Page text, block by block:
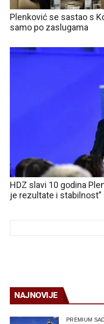
Plenković se sastao s
samo po zaslugama
HDZ slavi 10 godina
je rezultate i stabilnost”
NAJNOVIJE
PREMIUM